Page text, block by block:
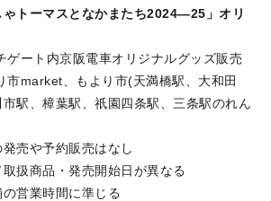
ゃトーマスとなかまたち2024—25」オリ
ゲート内京阪電車オリジナルグッズ販売
市market、もより市(天満橋駅、大和田
駅、樟葉駅、祇園四条駅、三条駅のれん
売や予約販売はなし
扱商品・発売開始日が異なる
営業時間に準じる